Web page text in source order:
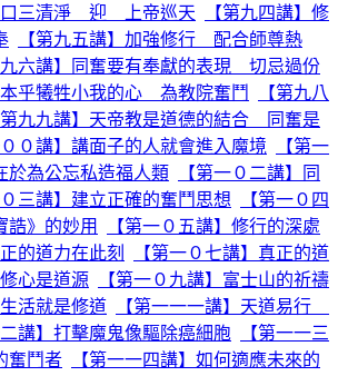
口三清淨 迎 上帝巡天
【第九四講】修
【第九五講】加強修行 配合師尊熱
九六講】同奮要有奉獻的表現 切忌過份
本乎犧牲小我的心 為教院奮鬥
【第九八
第九九講】天帝教是道德的結合 同奮是
００講】講面子的人就會進入魔境
【第一
於為公忘私造福人類
【第一０二講】同
０三講】建立正確的奮鬥思想
【第一０四
誥》的妙用
【第一０五講】修行的深處
的道力在此刻
【第一０七講】真正的道
心是道源
【第一０九講】富士山的祈禱
活就是修道
【第一一一講】天道易行
二講】打擊魔鬼像驅除癌細胞
【第一一三
奮鬥者
【第一一四講】如何適應未來的